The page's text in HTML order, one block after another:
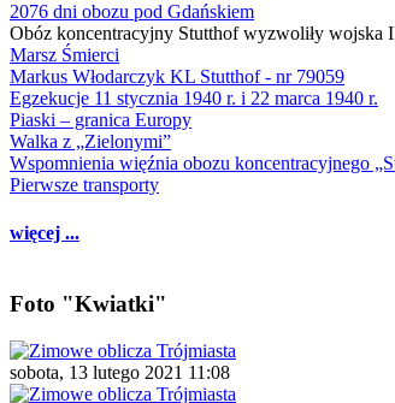
2076 dni obozu pod Gdańskiem
Obóz koncentracyjny Stutthof wyzwoliły wojska
Marsz Śmierci
Markus Włodarczyk KL Stutthof - nr 79059
Egzekucje 11 stycznia 1940 r. i 22 marca 1940 r.
Piaski – granica Europy
Walka z „Zielonymi”
Wspomnienia więźnia obozu koncentracyjnego
Pierwsze transporty
więcej ...
Foto "Kwiatki"
sobota, 13 lutego 2021 11:08